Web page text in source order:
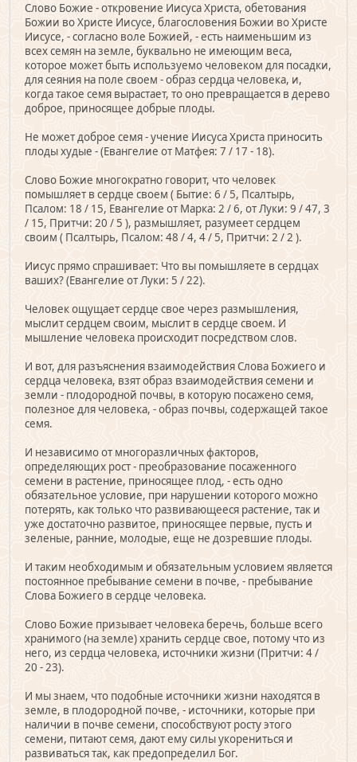
Слово Божие - откровение Иисуса Христа, обетования
Божии во Христе Иисусе, благословения Божии во Христе
Иисусе, - согласно воле Божией, - есть наименьшим из
всех семян на земле, буквально не имеющим веса,
которое может быть используемо человеком для посадки,
для сеяния на поле своем - образ сердца человека, и,
когда такое семя вырастает, то оно превращается в дерево
доброе, приносящее добрые плоды.
Не может доброе семя - учение Иисуса Христа приносить
плоды худые - (Евангелие от Матфея: 7 / 17 - 18).
Слово Божие многократно говорит, что человек
помышляет в сердце своем ( Бытие: 6 / 5, Псалтырь,
Псалом: 18 / 15, Евангелие от Марка: 2 / 6, от Луки: 9 / 47, 3
/ 15, Притчи: 20 / 5 ), размышляет, разумеет сердцем
своим ( Псалтырь, Псалом: 48 / 4, 4 / 5, Притчи: 2 / 2 ).
Иисус прямо спрашивает: Что вы помышляете в сердцах
ваших? (Евангелие от Луки: 5 / 22).
Человек ощущает сердце свое через размышления,
мыслит сердцем своим, мыслит в сердце своем. И
мышление человека происходит посредством слов.
И вот, для разъяснения взаимодействия Слова Божиего и
сердца человека, взят образ взаимодействия семени и
земли - плодородной почвы, в которую посажено семя,
полезное для человека, - образ почвы, содержащей такое
семя.
И независимо от многоразличных факторов,
определяющих рост - преобразование посаженного
семени в растение, приносящее плод, - есть одно
обязательное условие, при нарушении которого можно
потерять, как только что развивающееся растение, так и
уже достаточно развитое, приносящее первые, пусть и
зеленые, ранние, молодые, еще не дозревшие плоды.
И таким необходимым и обязательным условием является
постоянное пребывание семени в почве, - пребывание
Слова Божиего в сердце человека.
Слово Божие призывает человека беречь, больше всего
хранимого (на земле) хранить сердце свое, потому что из
него, из сердца человека, источники жизни (Притчи: 4 /
20 - 23).
И мы знаем, что подобные источники жизни находятся в
земле, в плодородной почве, - источники, которые при
наличии в почве семени, способствуют росту этого
семени, питают семя, дают ему силы укорениться и
развиваться так, как предопределил Бог.